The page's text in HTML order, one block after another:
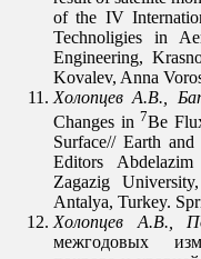
of the IV
Technoligies in
Engineering,
Kovalev, Anna
Холопцев А.В.,
Changes in 7Be
Surface// Earth
Editors
Zagazig
Antalya, Turkey.
Холопцев А.В.,
межгодовых